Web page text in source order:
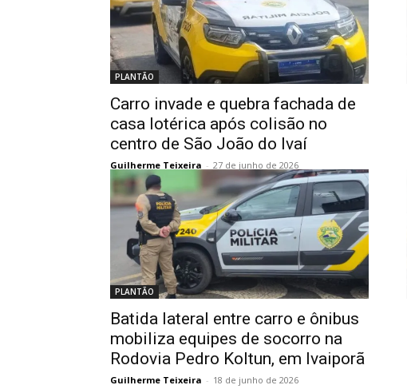
PLANTÃO
Carro invade e quebra fachada de
casa lotérica após colisão no
centro de São João do Ivaí
Guilherme Teixeira - 27 de junho de 2026
PLANTÃO
Batida lateral entre carro e ônibus
mobiliza equipes de socorro na
Rodovia Pedro Koltun, em Ivaiporã
Guilherme Teixeira - 18 de junho de 2026